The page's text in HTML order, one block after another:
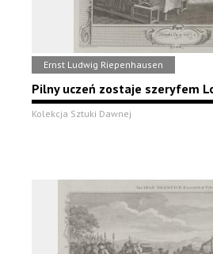
Ernst Ludwig Riepenhausen
Pilny uczeń zostaje szeryfem
Kolekcja Sztuki Dawnej